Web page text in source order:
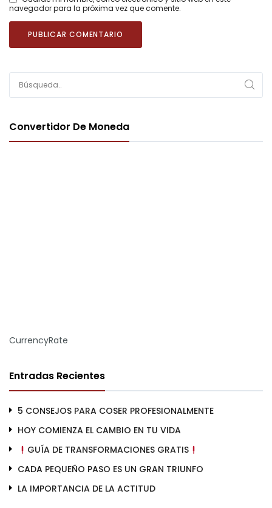
navegador para la próxima vez que comente.
Convertidor De Moneda
CurrencyRate
Entradas Recientes
5 CONSEJOS PARA COSER PROFESIONALMENTE
HOY COMIENZA EL CAMBIO EN TU VIDA
GUÍA DE TRANSFORMACIONES GRATIS
CADA PEQUEÑO PASO ES UN GRAN TRIUNFO
LA IMPORTANCIA DE LA ACTITUD